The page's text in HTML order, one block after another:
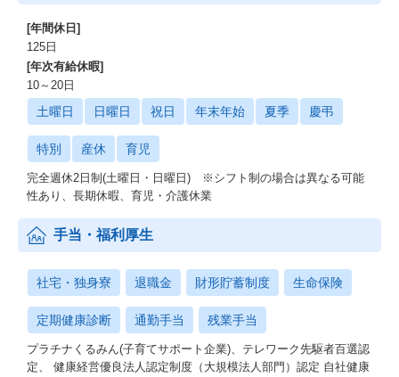
[年間休日]
125日
[年次有給休暇]
10～20日
土曜日 日曜日 祝日 年末年始 夏季 慶弔
特別 産休 育児
完全週休2日制(土曜日・日曜日) ※シフト制の場合は異なる可能
性あり、長期休暇、育児・介護休業
手当・福利厚生
社宅・独身寮 退職金 財形貯蓄制度 生命保険
定期健康診断 通勤手当 残業手当
プラチナくるみん(子育てサポート企業)、テレワーク先駆者百選認
定、 健康経営優良法人認定制度（大規模法人部門）認定 自社健康